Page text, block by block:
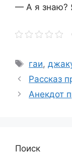
— А я знаю?
Метки
гаи,
Рассказ
Анекдот
Поиск